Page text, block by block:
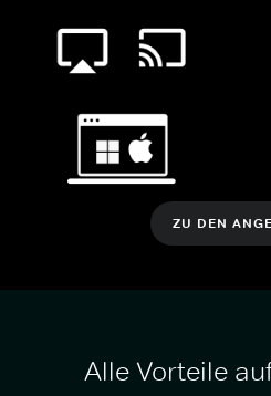
ZU DEN
Alle Vorteile